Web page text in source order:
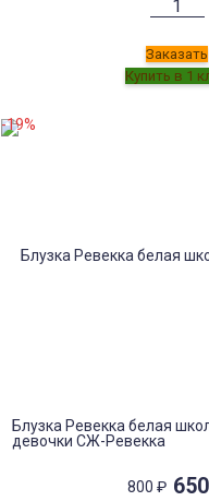
Заказать
Блузка Ревекка белая
девочки СЖ-Ревекка
800₽
-19%